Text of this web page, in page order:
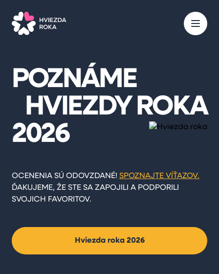
POZNÁME
HVIEZDY ROKA
2026
OCENENIA SÚ ODOVZDANÉ! SPOZNAJTE VÍŤAZOV.
ĎAKUJEME, ŽE STE SA ZAPOJILI A PODPORILI
SVOJICH FAVORITOV.
Hviezda roka 2026